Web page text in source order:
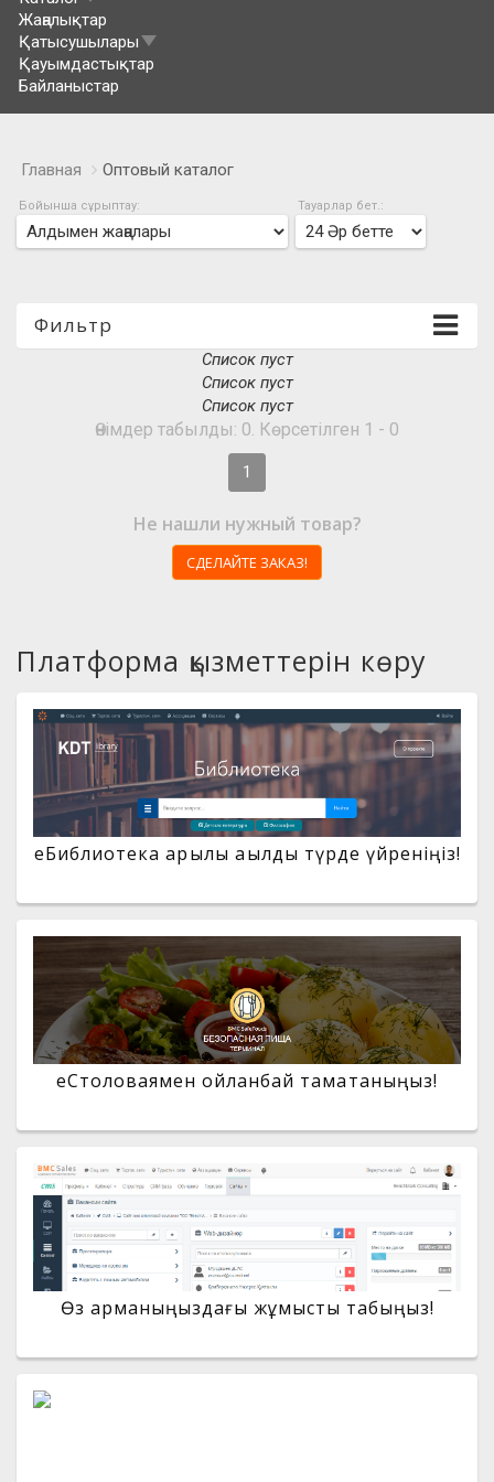
Жаңалықтар
Қатысушылары
Қауымдастықтар
Байланыстар
Главная Оптовый каталог
Бойынша сұрыптау: Тауарлар бет.:
Фильтр
Список пуст
Список пуст
Список пуст
Өнімдер табылды: 0. Көрсетілген 1 - 0
1
Не нашли нужный товар?
СДЕЛАЙТЕ ЗАКАЗ!
Платформа қызметтерін көру
eБиблиотека арқылы ақылды түрде үйреніңіз!
еСтоловаямен ойланбай тамақтаныңыз!
Өз арманыңыздағы жұмысты табыңыз!